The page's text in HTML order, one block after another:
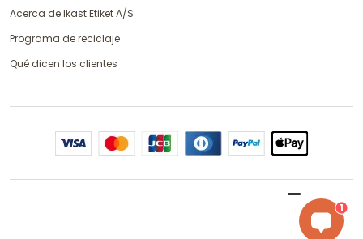
Acerca de Ikast Etiket A/S
Programa de reciclaje
Qué dicen los clientes
1